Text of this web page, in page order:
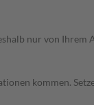
nur von Ihrem
kommen.